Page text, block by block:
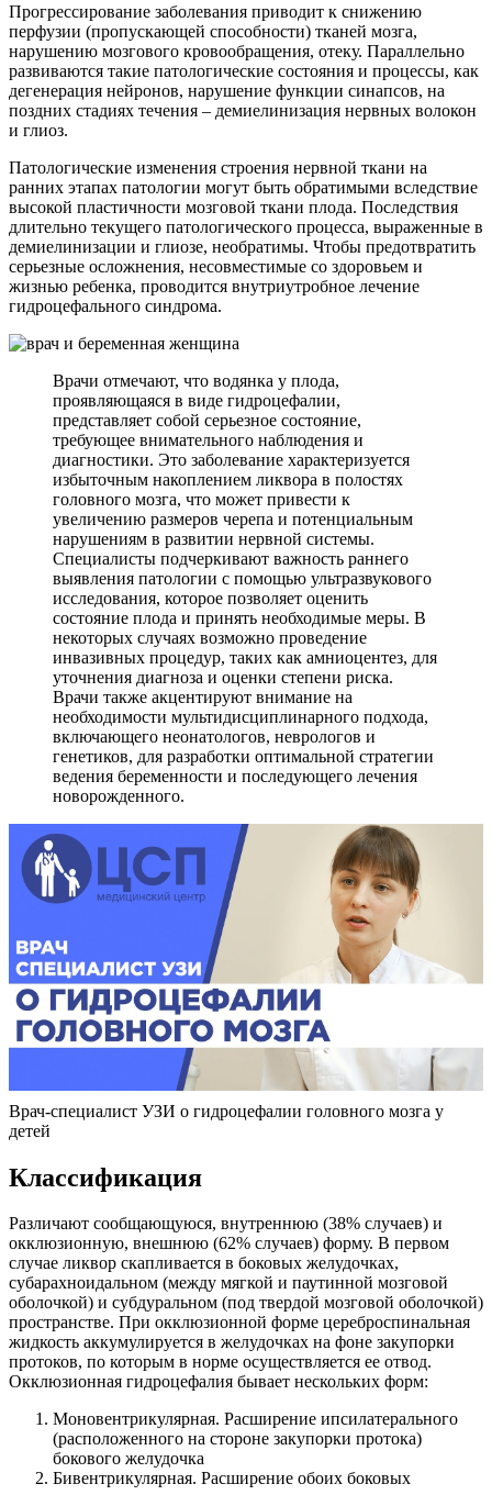
Прогрессирование заболевания приводит к снижению
перфузии (пропускающей способности) тканей мозга,
нарушению мозгового кровообращения, отеку. Параллельно
развиваются такие патологические состояния и процессы, как
дегенерация нейронов, нарушение функции синапсов, на
поздних стадиях течения – демиелинизация нервных волокон
и глиоз.
Патологические изменения строения нервной ткани на
ранних этапах патологии могут быть обратимыми вследствие
высокой пластичности мозговой ткани плода. Последствия
длительно текущего патологического процесса, выраженные в
демиелинизации и глиозе, необратимы. Чтобы предотвратить
серьезные осложнения, несовместимые со здоровьем и
жизнью ребенка, проводится внутриутробное лечение
гидроцефального синдрома.
Врачи отмечают, что водянка у плода,
проявляющаяся в виде гидроцефалии,
представляет собой серьезное состояние,
требующее внимательного наблюдения и
диагностики. Это заболевание характеризуется
избыточным накоплением ликвора в полостях
головного мозга, что может привести к
увеличению размеров черепа и потенциальным
нарушениям в развитии нервной системы.
Специалисты подчеркивают важность раннего
выявления патологии с помощью ультразвукового
исследования, которое позволяет оценить
состояние плода и принять необходимые меры. В
некоторых случаях возможно проведение
инвазивных процедур, таких как амниоцентез, для
уточнения диагноза и оценки степени риска.
Врачи также акцентируют внимание на
необходимости мультидисциплинарного подхода,
включающего неонатологов, неврологов и
генетиков, для разработки оптимальной стратегии
ведения беременности и последующего лечения
новорожденного.
Врач-специалист УЗИ о гидроцефалии головного мозга у
детей
Классификация
Различают сообщающуюся, внутреннюю (38% случаев) и
окклюзионную, внешнюю (62% случаев) форму. В первом
случае ликвор скапливается в боковых желудочках,
субарахноидальном (между мягкой и паутинной мозговой
оболочкой) и субдуральном (под твердой мозговой оболочкой)
пространстве. При окклюзионной форме цереброспинальная
жидкость аккумулируется в желудочках на фоне закупорки
протоков, по которым в норме осуществляется ее отвод.
Окклюзионная гидроцефалия бывает нескольких форм:
Моновентрикулярная. Расширение ипсилатерального
(расположенного на стороне закупорки протока)
бокового желудочка
Бивентрикулярная. Расширение обоих боковых